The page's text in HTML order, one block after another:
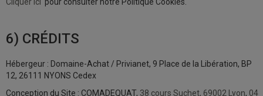
6) CRÉDITS
Hébergeur : Domaine-Achat / Privianet, 9 Place de la Libération, BP
12, 26111 NYONS Cedex
Conception du Site : COMADEQUAT, 38 cours Suchet, 69002 Lyon, 04